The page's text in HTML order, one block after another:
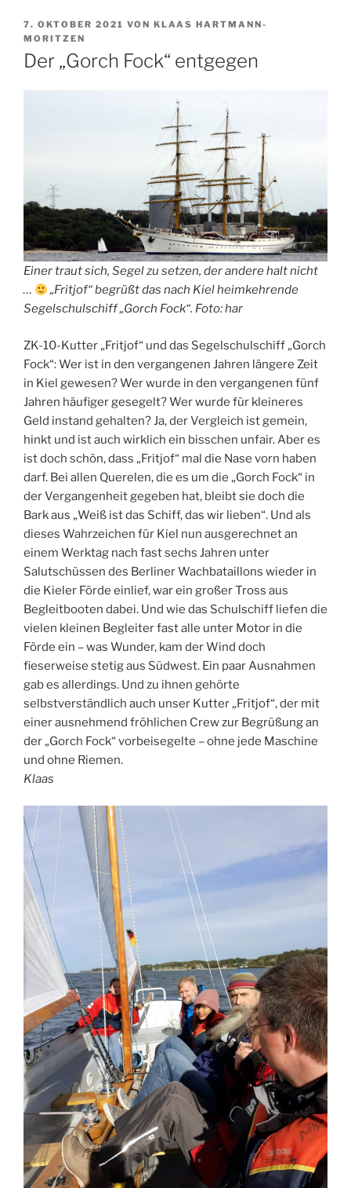
VERÖFFENTLICHT
AM
7. OKTOBER 2021 VON KLAAS HARTMANN-
MORITZEN
Der „Gorch Fock“ entgegen
Einer traut sich, Segel zu setzen, der andere halt nicht
…
„Fritjof“ begrüßt das nach Kiel heimkehrende
Segelschulschiff „Gorch Fock“. Foto: har
ZK-10-Kutter „Fritjof“ und das Segelschulschiff „Gorch
Fock“: Wer ist in den vergangenen Jahren längere Zeit
in Kiel gewesen? Wer wurde in den vergangenen fünf
Jahren häufiger gesegelt? Wer wurde für kleineres
Geld instand gehalten? Ja, der Vergleich ist gemein,
hinkt und ist auch wirklich ein bisschen unfair. Aber es
ist doch schön, dass „Fritjof“ mal die Nase vorn haben
darf. Bei allen Querelen, die es um die „Gorch Fock“ in
der Vergangenheit gegeben hat, bleibt sie doch die
Bark aus „Weiß ist das Schiff, das wir lieben“. Und als
dieses Wahrzeichen für Kiel nun ausgerechnet an
einem Werktag nach fast sechs Jahren unter
Salutschüssen des Berliner Wachbataillons wieder in
die Kieler Förde einlief, war ein großer Tross aus
Begleitbooten dabei. Und wie das Schulschiff liefen die
vielen kleinen Begleiter fast alle unter Motor in die
Förde ein – was Wunder, kam der Wind doch
fieserweise stetig aus Südwest. Ein paar Ausnahmen
gab es allerdings. Und zu ihnen gehörte
selbstverständlich auch unser Kutter „Fritjof“, der mit
einer ausnehmend fröhlichen Crew zur Begrüßung an
der „Gorch Fock“ vorbeisegelte – ohne jede Maschine
und ohne Riemen.
Klaas